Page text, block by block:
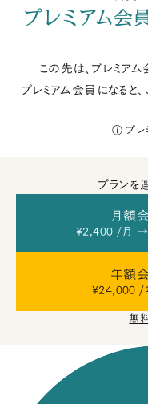
プレミアム会
この先は、プレミア
プレミアム会員になると
プレ
プランを
月額
¥2,400 /月 →
年額
¥24,000 /
無